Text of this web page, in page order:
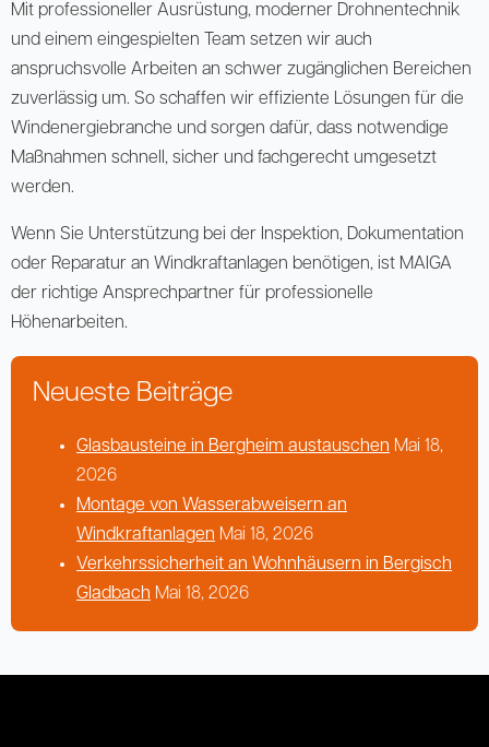
Mit professioneller Ausrüstung, moderner Drohnentechnik
und einem eingespielten Team setzen wir auch
anspruchsvolle Arbeiten an schwer zugänglichen Bereichen
zuverlässig um. So schaffen wir effiziente Lösungen für die
Windenergiebranche und sorgen dafür, dass notwendige
Maßnahmen schnell, sicher und fachgerecht umgesetzt
werden.
Wenn Sie Unterstützung bei der Inspektion, Dokumentation
oder Reparatur an Windkraftanlagen benötigen, ist MAIGA
der richtige Ansprechpartner für professionelle
Höhenarbeiten.
Neueste Beiträge
Glasbausteine in Bergheim austauschen Mai 18,
2026
Montage von Wasserabweisern an
Windkraftanlagen Mai 18, 2026
Verkehrssicherheit an Wohnhäusern in Bergisch
Gladbach Mai 18, 2026